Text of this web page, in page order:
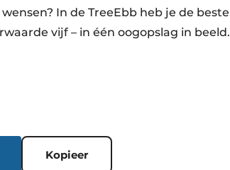
In de TreeEbb heb je de beste
vijf – in één oogopslag in beeld.
Kopieer